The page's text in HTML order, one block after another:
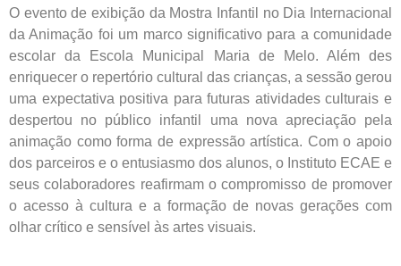
O evento de exibição da Mostra Infantil no Dia Internacional
da Animação foi um marco significativo para a comunidade
escolar da Escola Municipal Maria de Melo. Além des
enriquecer o repertório cultural das crianças, a sessão gerou
uma expectativa positiva para futuras atividades culturais e
despertou no público infantil uma nova apreciação pela
animação como forma de expressão artística. Com o apoio
dos parceiros e o entusiasmo dos alunos, o Instituto ECAE e
seus colaboradores reafirmam o compromisso de promover
o acesso à cultura e a formação de novas gerações com
olhar crítico e sensível às artes visuais.